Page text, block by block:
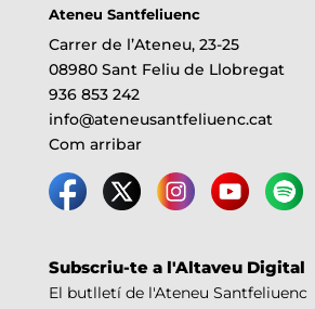
Ateneu Santfeliuenc
Carrer de l’Ateneu, 23-25
08980 Sant Feliu de Llobregat
936 853 242
info@ateneusantfeliuenc.cat
Com arribar
Subscriu-te a l'Altaveu Digital
El butlletí de l'Ateneu Santfeliuenc